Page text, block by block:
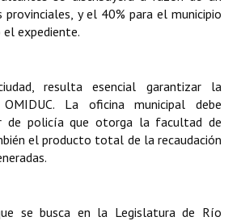
provinciales, y el 40% para el municipio
el expediente.
resulta esencial garantizar la
La oficina municipal debe
de policía que otorga la facultad de
el producto total de la recaudación
se busca en la Legislatura de Río